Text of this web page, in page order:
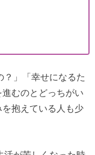
？」「幸せになるた
むのとどっちがい
抱えている人も少